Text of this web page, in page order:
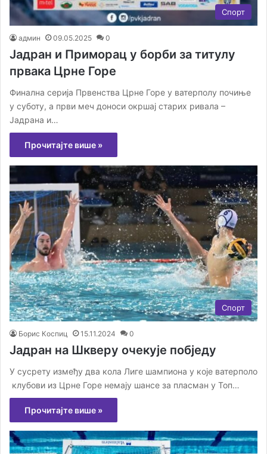
Спорт
админ 09.05.2025 0
Јадран и Приморац у борби за титулу
првака Црне Горе
Финална серија Првенства Црне Горе у ватерполу почиње
у суботу, а први меч доноси окршај старих ривала –
Јадрана и…
Прочитајте више »
Спорт
Борис Коспиц 15.11.2024 0
Јадран на Шкверу очекује побједу
У сусрету између два кола Лиге шампиона у које ватерполо
клубови из Црне Горе немају шансе за пласман у Топ…
Прочитајте више »